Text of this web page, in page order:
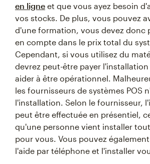
en ligne et que vous ayez besoin
vos stocks. De plus, vous pouvez
d'une formation, vous devez donc
en compte dans le prix total du
Cependant, si vous utilisez du
devrez peut-être payer
aider à être opérationnel.
les fournisseurs de systèmes POS
l'installation. Selon le fournisseur,
peut être effectuée en présentiel,
qu'une personne vient installer
pour vous. Vous pouvez
l'aide par téléphone et l'installer